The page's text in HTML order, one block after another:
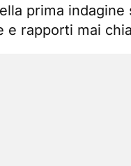
prima indagine
e rapporti mai